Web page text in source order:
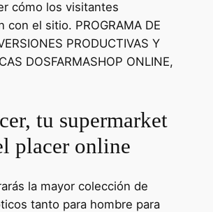
cómo los visitantes
con el sitio. PROGRAMA DE
PRODUCTIVAS Y
DOSFARMASHOP ONLINE,
tu supermarket
placer online
la mayor colección de
tanto para hombre para